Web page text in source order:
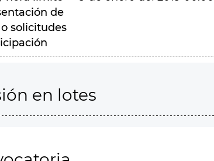
de
solicitudes
en lotes